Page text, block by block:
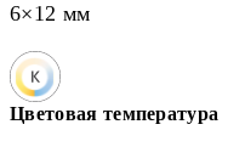
6×12 мм
Цветовая температура